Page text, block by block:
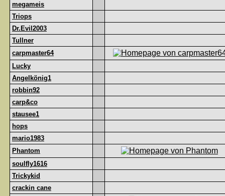
megameis
Triops
Dr.Evil2003
Tullner
carpmaster64
Lucky
Angelkönig1
robbin92
carp&co
stausee1
hops
mario1983
Phantom
soulfly1616
Trickykid
crackin cane